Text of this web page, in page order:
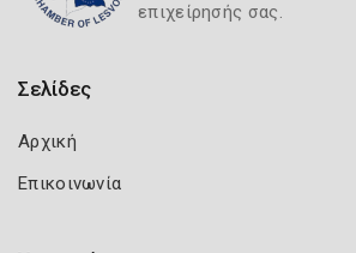
επιχείρησής σας.
Σελίδες
Αρχική
Επικοινωνία